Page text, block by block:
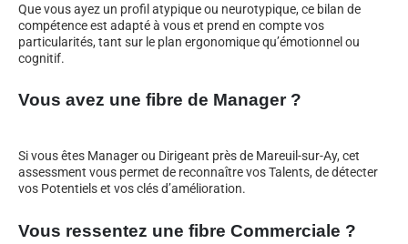
Que vous ayez un profil atypique ou neurotypique, ce bilan de
compétence est adapté à vous et prend en compte vos
particularités, tant sur le plan ergonomique qu’émotionnel ou
cognitif.
Vous avez une fibre de Manager ?
Si vous êtes Manager ou Dirigeant près de Mareuil-sur-Ay, cet
assessment vous permet de reconnaître vos Talents, de détecter
vos Potentiels et vos clés d’amélioration.
Vous ressentez une fibre Commerciale ?